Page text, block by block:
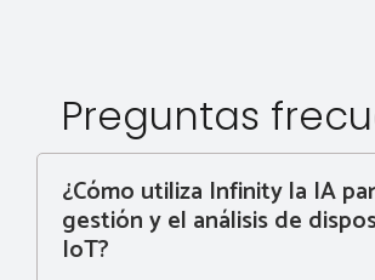
Preguntas
¿Cómo utiliza Infinity la IA
gestión y el análisis de
IoT?